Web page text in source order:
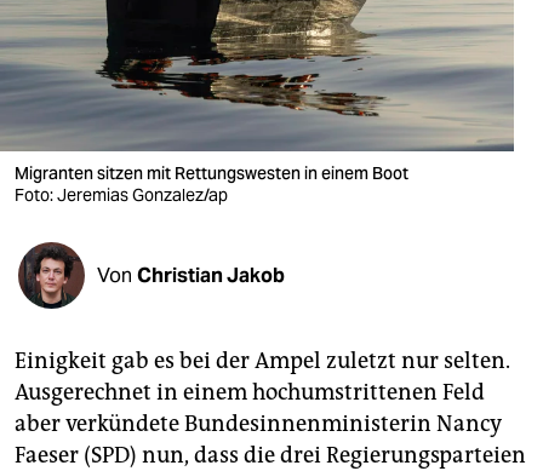
nord
wahrheit
verlag
shop
fragen & hilfe
unterstützen
abo
genossenschaft
Migranten sitzen mit Rettungswesten in einem Boot
Foto: Jeremias Gonzalez/ap
Von Christian Jakob
Einigkeit gab es bei der Ampel zuletzt nur selten.
Ausgerechnet in einem hochumstrittenen Feld
aber verkündete Bundesinnenministerin Nancy
Faeser (SPD) nun, dass die drei Regierungsparteien